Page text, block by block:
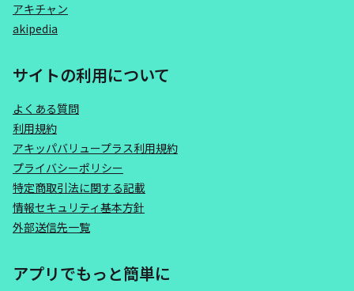
アキチャン
akipedia
サイトの利用について
よくある質問
利用規約
アキッパバリュープラス利用規約
プライバシーポリシー
特定商取引法に関する記載
情報セキュリティ基本方針
外部送信先一覧
アプリでもっと簡単に